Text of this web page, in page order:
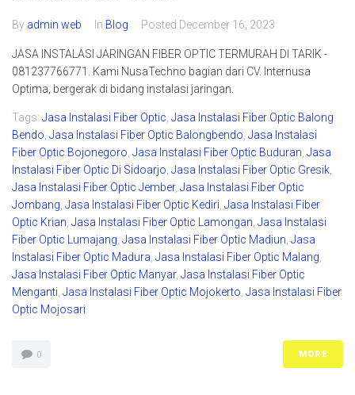
By admin web In Blog Posted December 16, 2023
JASA INSTALASI JARINGAN FIBER OPTIC TERMURAH DI TARIK -
081237766771. Kami NusaTechno bagian dari CV. Internusa
Optima, bergerak di bidang instalasi jaringan.
Tags: Jasa Instalasi Fiber Optic Jasa Instalasi Fiber Optic Balong
Bendo Jasa Instalasi Fiber Optic Balongbendo Jasa Instalasi
Fiber Optic Bojonegoro Jasa Instalasi Fiber Optic Buduran Jasa
Instalasi Fiber Optic Di Sidoarjo Jasa Instalasi Fiber Optic Gresik
Jasa Instalasi Fiber Optic Jember, Jasa Instalasi Fiber Optic
Jombang Jasa Instalasi Fiber Optic Kediri Jasa Instalasi Fiber
Optic Krian Jasa Instalasi Fiber Optic Lamongan Jasa Instalasi
Fiber Optic Lumajang Jasa Instalasi Fiber Optic Madiun Jasa
Instalasi Fiber Optic Madura Jasa Instalasi Fiber Optic Malang
Jasa Instalasi Fiber Optic Manyar, Jasa Instalasi Fiber Optic
Menganti Jasa Instalasi Fiber Optic Mojokerto Jasa Instalasi Fiber
Optic Mojosari
0 MORE